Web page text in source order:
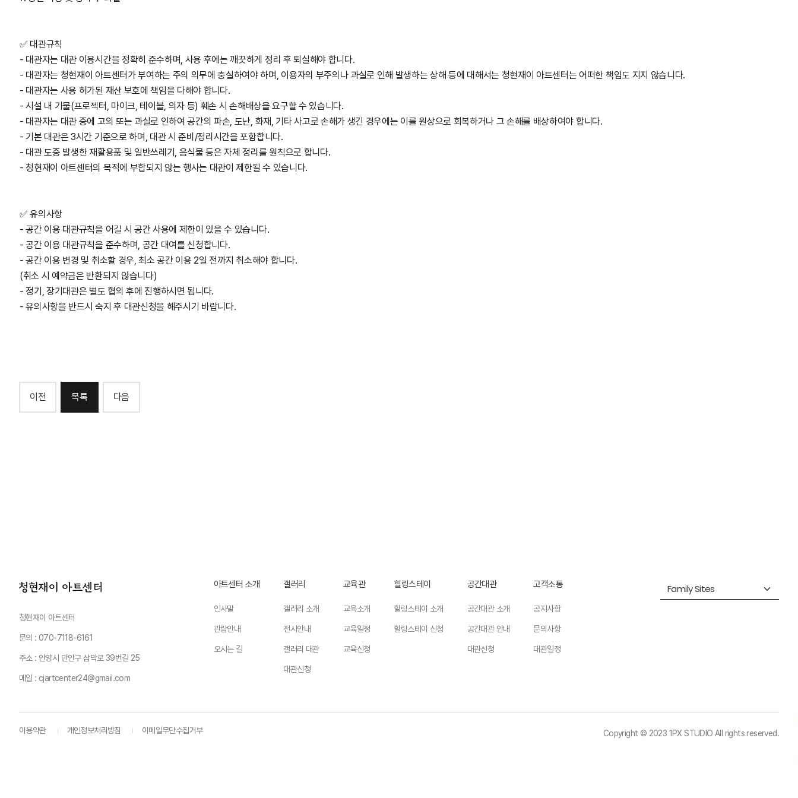
✅ 대관규칙
- 대관자는 대관 이용시간을 정확히 준수하며, 사용 후에는 깨끗하게 정리 후 퇴실해야 합니다.
- 대관자는 청현재이 아트센터가 부여하는 주의 의무에 충실하여야 하며, 이용자의 부주의나 과실로 인해 발생하는 상해 등에 대해서는 청현재이 아트센터는 어떠한 책임도 지지 않습니다.
- 대관자는 사용 허가된 재산 보호에 책임을 다해야 합니다.
- 시설 내 기물(프로젝터, 마이크, 테이블, 의자 등) 훼손 시 손해배상을 요구할 수 있습니다.
- 대관자는 대관 중에 고의 또는 과실로 인하여 공간의 파손, 도난, 화재, 기타 사고로 손해가 생긴 경우에는 이를 원상으로 회복하거나 그 손해를 배상하여야 합니다.
- 기본 대관은 3시간 기준으로 하며, 대관 시 준비/정리시간을 포함합니다.
- 대관 도중 발생한 재활용품 및 일반쓰레기, 음식물 등은 자체 정리를 원칙으로 합니다.
- 청현재이 아트센터의 목적에 부합되지 않는 행사는 대관이 제한될 수 있습니다.
✅ 유의사항
- 공간 이용 대관규칙을 어길 시 공간 사용에 제한이 있을 수 있습니다.
- 공간 이용 대관규칙을 준수하며, 공간 대여를 신청합니다.
- 공간 이용 변경 및 취소할 경우, 최소 공간 이용 2일 전까지 취소해야 합니다.
(취소 시 예약금은 반환되지 않습니다)
- 정기, 장기대관은 별도 협의 후에 진행하시면 됩니다.
- 유의사항을 반드시 숙지 후 대관신청을 해주시기 바랍니다.
이전 목록 다음
청현재이 아트센터
문의 : 070-7118-6161
주소 : 안양시 만안구 삼막로 39번길 25
메일 : cjartcenter24@gmail.com
아트센터 소개
인사말
관람안내
오시는 길
갤러리
갤러리 소개
전시안내
갤러리 대관
대관신청
교육관
교육소개
교육일정
교육신청
힐링스테이
힐링스테이 소개
힐링스테이 신청
공간대관
공간대관 소개
공간대관 안내
대관신청
고객소통
공지사항
문의사항
대관일정
이용약관 개인정보처리방침 이메일무단수집거부 Copyright © 2023 1PX STUDIO All rights reserved.